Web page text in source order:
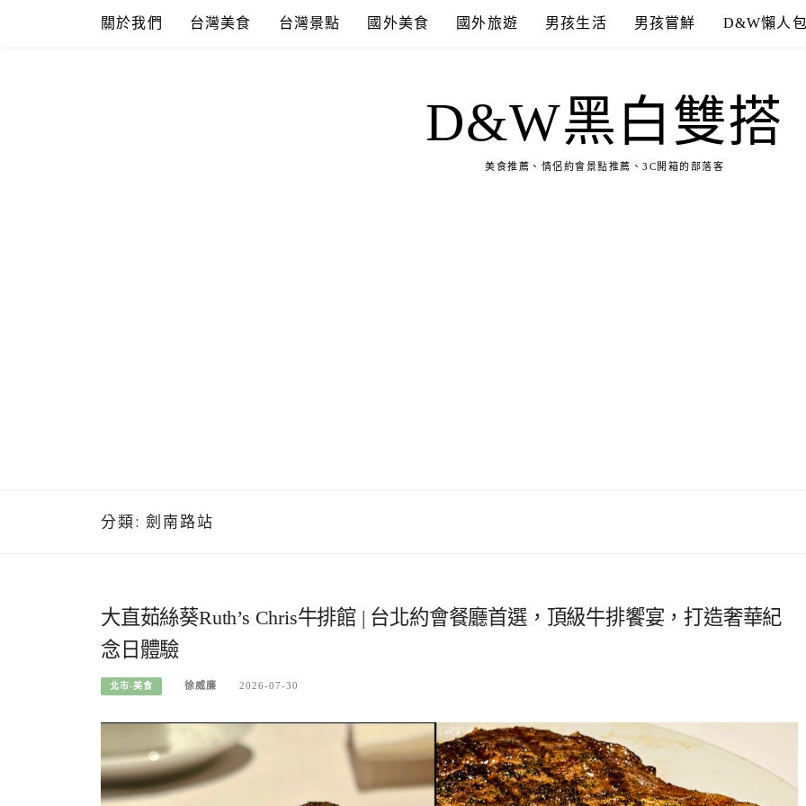
關於我們 台灣美食 台灣景點 國外美食 國外旅遊 男孩生活 男孩嘗鮮 D&W懶人
D&W黑白雙搭
美食推薦、情侶約會景點推薦、3C開箱的部落客
分類: 劍南路站
大直茹絲葵Ruth’s Chris牛排館 | 台北約會餐廳首選，頂級牛排饗宴，打造奢華紀
念日體驗
北市-美食 徐威廉 2026-07-30